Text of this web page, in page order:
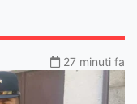
27 minuti fa